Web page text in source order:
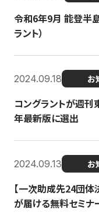
令和6年9月 能登半
ラント）
2024.09.18 お
コングラントが週刊
年最新版に選出
2024.09.13 お
【一次助成先24団
が届ける無料セミナ